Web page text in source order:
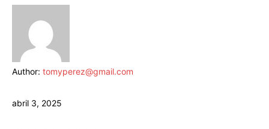
Author: tomyperez@gmail.com
abril 3, 2025